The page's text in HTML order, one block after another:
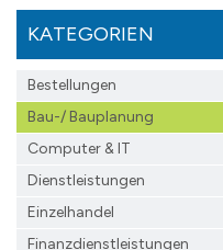
KATEGORIEN
Bestellungen
Bau-/ Bauplanung
Computer & IT
Dienstleistungen
Einzelhandel
Finanzdienst­leistungen